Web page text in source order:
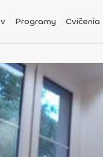
Programy Cvičenia